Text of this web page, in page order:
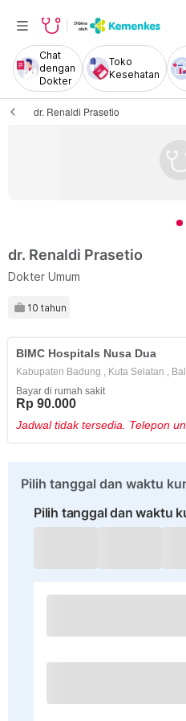
Chat
dengan
Dokter
Toko
Kesehatan
dr. Renaldi Prasetio
dr. Renaldi Prasetio
Dokter Umum
10 tahun
BIMC Hospitals Nusa Dua
Kabupaten Badung , Kuta Selatan ,
Bayar di rumah sakit
Rp 90.000
Jadwal tidak tersedia. Telepon
Pilih tanggal dan waktu
Pilih tanggal dan waktu